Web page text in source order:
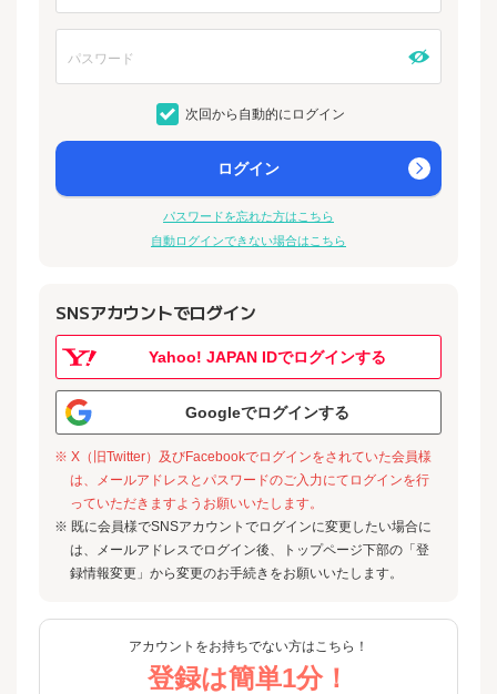
次回から自動的にログイン
ログイン
パスワードを忘れた方はこちら
自動ログインできない場合はこちら
SNSアカウントでログイン
Yahoo! JAPAN IDでログインする
Googleでログインする
※ X（旧Twitter）及びFacebookでログインをされていた会員様
は、メールアドレスとパスワードのご入力にてログインを行
っていただきますようお願いいたします。
※ 既に会員様でSNSアカウントでログインに変更したい場合に
は、メールアドレスでログイン後、トップページ下部の「登
録情報変更」から変更のお手続きをお願いいたします。
アカウントをお持ちでない方はこちら！
登録は簡単1分！